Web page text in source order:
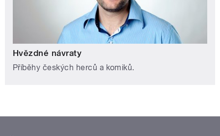
Hvězdné návraty
Příběhy českých herců a komiků.